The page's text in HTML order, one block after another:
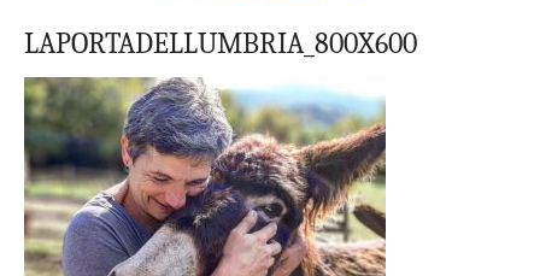
LAPORTADELLUMBRIA_800X600